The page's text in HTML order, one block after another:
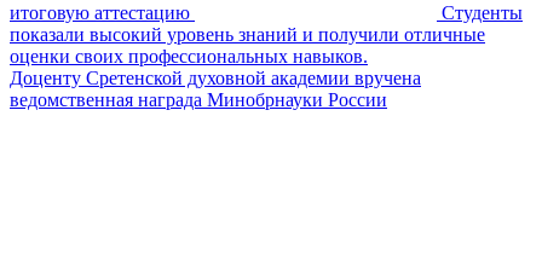
итоговую аттестацию
Студенты
показали высокий уровень знаний и получили отличные
оценки своих профессиональных навыков.
Доценту Сретенской духовной академии вручена
ведомственная награда Минобрнауки России